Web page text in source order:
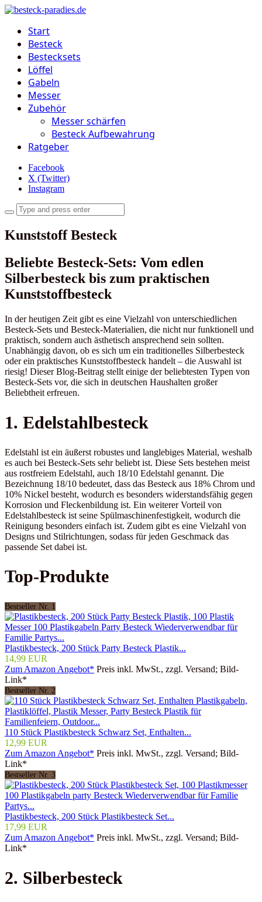
Start
Besteck
Bestecksets
Löffel
Gabeln
Messer
Zubehör
Messer schärfen
Besteck Aufbewahrung
Ratgeber
Facebook
X (Twitter)
Instagram
Kunststoff Besteck
Beliebte Besteck-Sets: Vom edlen
Silberbesteck bis zum praktischen
Kunststoffbesteck
In der heutigen Zeit gibt es eine Vielzahl von unterschiedlichen
Besteck-Sets und Besteck-Materialien, die nicht nur funktionell und
praktisch, sondern auch ästhetisch ansprechend sein sollten.
Unabhängig davon, ob es sich um ein traditionelles Silberbesteck
oder ein praktisches Kunststoffbesteck handelt – die Auswahl ist
riesig! Dieser Blog-Beitrag stellt einige der beliebtesten Typen von
Besteck-Sets vor, die sich in deutschen Haushalten großer
Beliebtheit erfreuen.
1. Edelstahlbesteck
Edelstahl ist ein äußerst robustes und langlebiges Material, weshalb
es auch bei Besteck-Sets sehr beliebt ist. Diese Sets bestehen meist
aus rostfreiem Edelstahl, auch 18/10 Edelstahl genannt. Die
Bezeichnung 18/10 bedeutet, dass das Besteck aus 18% Chrom und
10% Nickel besteht, wodurch es besonders widerstandsfähig gegen
Korrosion und Fleckenbildung ist. Ein weiterer Vorteil von
Edelstahlbesteck ist seine Spülmaschinenfestigkeit, wodurch die
Reinigung besonders einfach ist. Zudem gibt es eine Vielzahl von
Designs und Stilrichtungen, sodass für jeden Geschmack das
passende Set dabei ist.
Top-Produkte
Bestseller Nr. 1
Plastikbesteck, 200 Stück Party Besteck Plastik...
14,99 EUR
Zum Amazon Angebot* Preis inkl. MwSt., zzgl. Versand; Bild-
Link*
Bestseller Nr. 2
110 Stück Plastikbesteck Schwarz Set, Enthalten...
12,99 EUR
Zum Amazon Angebot* Preis inkl. MwSt., zzgl. Versand; Bild-
Link*
Bestseller Nr. 3
Plastikbesteck, 200 Stück Plastikbesteck Set...
17,99 EUR
Zum Amazon Angebot* Preis inkl. MwSt., zzgl. Versand; Bild-
Link*
2. Silberbesteck